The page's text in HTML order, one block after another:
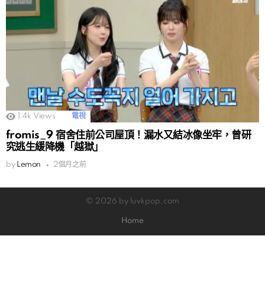
1.4k Views 電視
fromis_9 宿舍住前公司屋頂！漏水又結冰像坐牢，曾研
究逃生緩降機「越獄」
by Lemon 2個月之前
© 2026 by luvkpop.com
Home